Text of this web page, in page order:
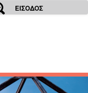
ΕΙΣΟΔΟΣ